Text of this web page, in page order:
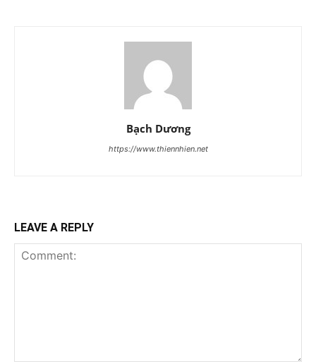
Bạch Dương
https://www.thiennhien.net
LEAVE A REPLY